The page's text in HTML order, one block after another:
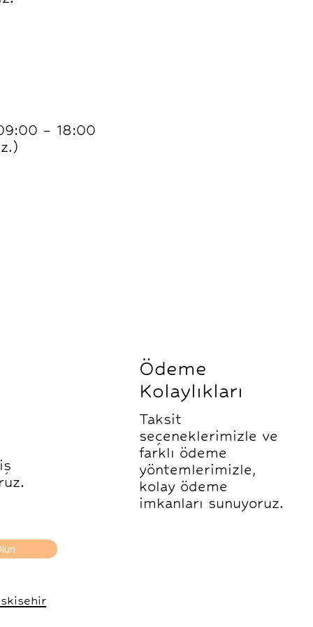
– 18:00
Ödeme
Kolaylıkları
Taksit
seçeneklerimizle ve
farklı ödeme
yöntemlerimizle,
kolay ödeme
imkanları sunuyoruz.